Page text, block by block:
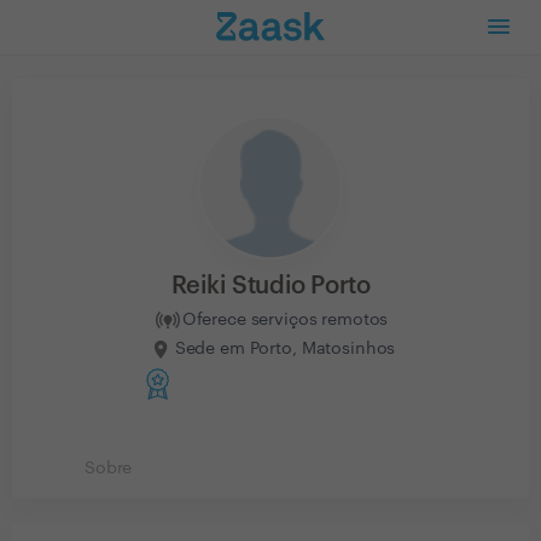
Reiki Studio Porto
Oferece serviços remotos
Sede em Porto, Matosinhos
Sobre